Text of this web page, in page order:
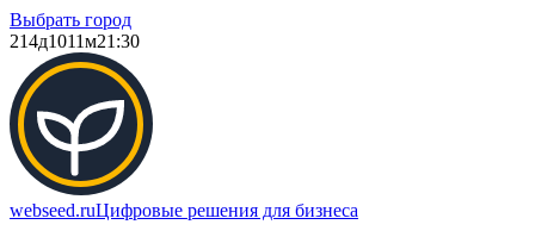
Выбрать город
214д1011м21:30
webseed.ruЦифровые решения для бизнеса